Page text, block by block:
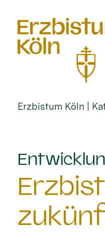
Erzbistum Köln |